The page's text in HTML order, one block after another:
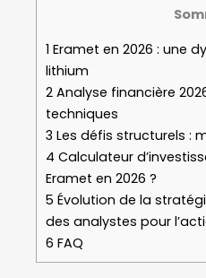
1 Eramet en 2026 : une
lithium
2 Analyse financière
techniques
3 Les défis structurels :
4 Calculateur
Eramet en 2026 ?
5 Évolution de la
des analystes pour
6 FAQ